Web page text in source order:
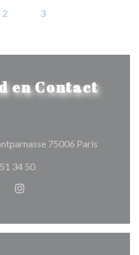
2 3
en Contact
75006 Paris((opent in
34 50
((opent in een nieuw
Instagram ((opent in een